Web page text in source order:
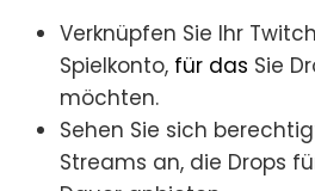
Verknüpfen Sie Ihr
Spielkonto, für das Sie
möchten.
Sehen Sie sich
Streams an, die Drops